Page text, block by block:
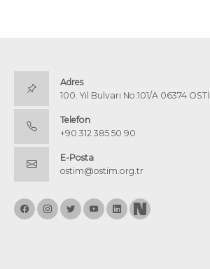
Adres
100. Yıl Bulvarı No:101/A 06374
Telefon
+90 312 385 50 90
E-Posta
ostim@ostim.org.tr